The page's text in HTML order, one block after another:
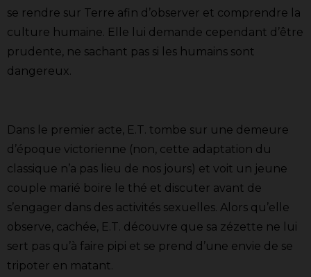
se rendre sur Terre afin d’observer et comprendre la
culture humaine. Elle lui demande cependant d’être
prudente, ne sachant pas si les humains sont
dangereux.
Dans le premier acte, E.T. tombe sur une demeure
d’époque victorienne (non, cette adaptation du
classique n’a pas lieu de nos jours) et voit un jeune
couple marié boire le thé et discuter avant de
s’engager dans des activités sexuelles. Alors qu’elle
observe, cachée, E.T. découvre que sa zézette ne lui
sert pas qu’à faire pipi et se prend d’une envie de se
tripoter en matant.